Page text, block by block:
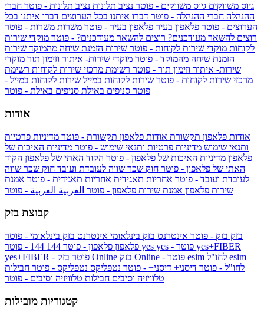
גיוס משווקים גיוס משווקים - פוטר נציב תלונות נציב תלונות - פוטר חברי
ההנהלה חברי ההנהלה - פוטר דברו איתנו בכל הערוצים דברו איתנו בכל
הערוצים - פוטר פלאפון בעיר פלאפון בעיר - פוטר משרות משרות - פוטר
רוצים להשאר מעודכנים? רוצים להשאר מעודכנים? - פוטר מוקדי שירות
לקוחות מוקדי שירות לקוחות - פוטר שירות הזמנת שיחה מהמוקד שירות
הזמנת שיחה מהמוקד - פוטר מוקדי שירות- איתור וזימון תור מוקדי
שירות- איתור וזימון תור - פוטר רשימת מרכזי שירות לקוחות רשימת
מרכזי שירות לקוחות - פוטר שירות לקוחות במייל שירות לקוחות במייל -
פוטר סניפים באילת סניפים באילת - פוטר
אודות
אודות פלאפון תקשורת אודות פלאפון תקשורת - פוטר מדיניות פרטיות
ותנאי שימוש מדיניות פרטיות ותנאי שימוש - פוטר מדיניות האיכות של
פלאפון מדיניות האיכות של פלאפון - פוטר הקוד האתי של פלאפון הקוד
האתי של פלאפון - פוטר חוק שכר שווה לעובדת ועובד חוק שכר שווה
לעובדת ועובד - פוטר אחריות תאגידית אחריות תאגידית - פוטר אמנת
שירות פלאפון אמנת שירות פלאפון - פוטר العربية العربية - פוטר
קבוצת בזק
בזק בזק - פוטר אינטרנט בזק בינלאומי אינטרנט בזק בינלאומי - פוטר
פלאפון פלאפון - פוטר 144 yes
yes+FIBER
yes+FIBER - פוטר בזק Online
esim
לחו"ל - פוטר דיסני+ דיסני+ - פוטר נטפליקס נטפליקס - פוטר חבילות
טלוויזיה וסיבים חבילות טלוויזיה וסיבים - פוטר
קטגוריות מובילות